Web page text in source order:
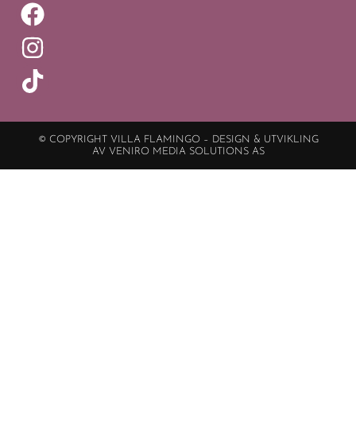
© COPYRIGHT VILLA FLAMINGO – DESIGN & UTVIKLING
AV VENIRO MEDIA SOLUTIONS AS